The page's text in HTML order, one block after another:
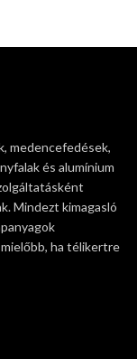
medencefedések,
és alumínium
Mindezt kimagasló
ha télikertre